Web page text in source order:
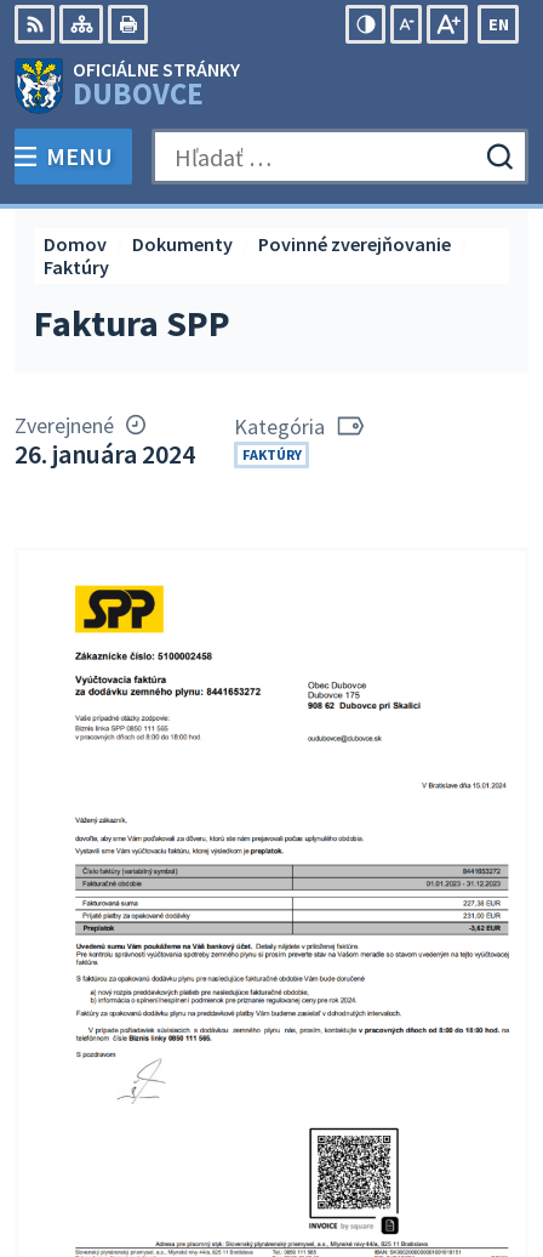
Preskočiť
na
obsah
RSS Mapa
EN
OFICIÁLNE STRÁNKY
DUBOVCE
PREPNÚŤ
MENU Hľadať:
Faktura SPP
Domov Dokumenty
Povinné zverejňovanie
Faktúry
Zverejnené
26. januára 2024
Kategória
FAKTÚRY